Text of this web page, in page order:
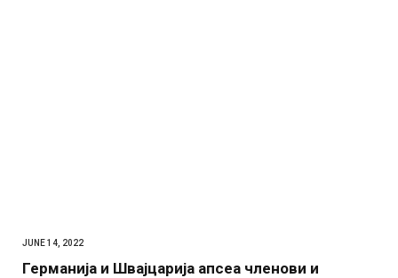
JUNE 14, 2022
Германија и Швајцарија апсеа членови и